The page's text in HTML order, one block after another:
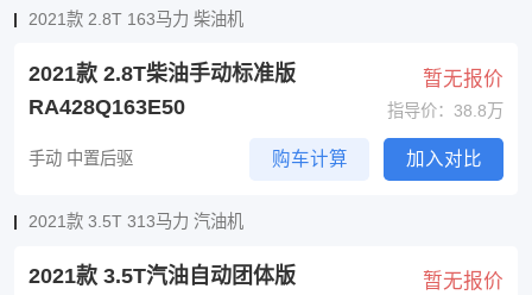
2021款 2.8T 163马力 柴油机
2021款 2.8T柴油手动标准版
RA428Q163E50
暂无报价
指导价：38.8万
手动 中置后驱 购车计算 加入对比
2021款 3.5T 313马力 汽油机
2021款 3.5T汽油自动团体版 暂无报价